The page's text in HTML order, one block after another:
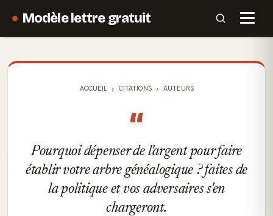
Modèle lettre gratuit
ACCUEIL CITATIONS AUTEURS
“
Pourquoi dépenser de l'argent pour faire
établir votre arbre généalogique ? faites de
la politique et vos adversaires s'en
chargeront.